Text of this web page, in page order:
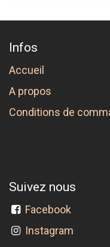
Infos
Accueil
A propos
Conditions de
Suivez nous
Facebook
Instagram